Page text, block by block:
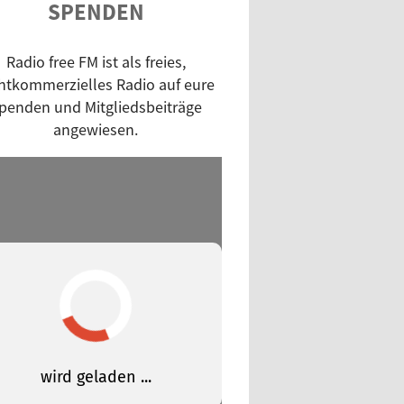
Cuts
up!
Morning
SPENDEN
Radio free FM ist als freies,
Radio auf eure
und Mitgliedsbeiträge
angewiesen.